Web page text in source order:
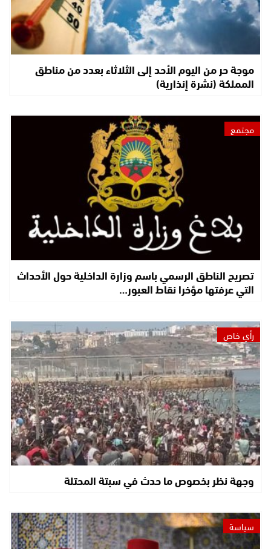
موجة حر من اليوم الأحد إلى الثلاثاء بعدد من مناطق
المملكة (نشرة إنذارية)
مجتمع
تصريح الناطق الرسمي باسم وزارة الداخلية حول الأحداث
التي عرفتها مؤخرا نقاط العبور…
رأي خاص
وجهة نظر بخصوص ما حدث في سبتة المحتلة
سياسة